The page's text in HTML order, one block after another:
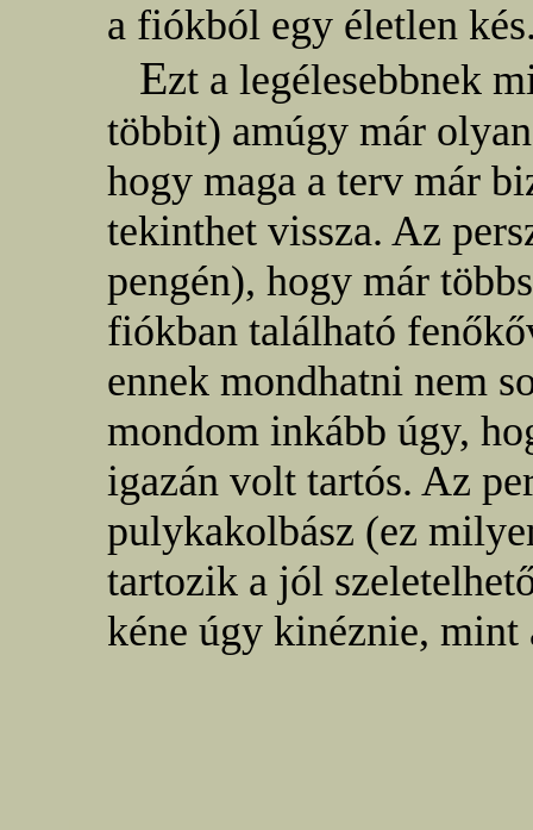
a fiókból egy életlen
Ezt a legélesebbnek
többit) amúgy már
hogy maga a terv már
tekinthet vissza. Az
pengén), hogy már
fiókban található
ennek mondhatni nem
mondom inkább úgy,
igazán volt tartós. Az
pulykakolbász (ez
tartozik a jól
kéne úgy kinéznie,